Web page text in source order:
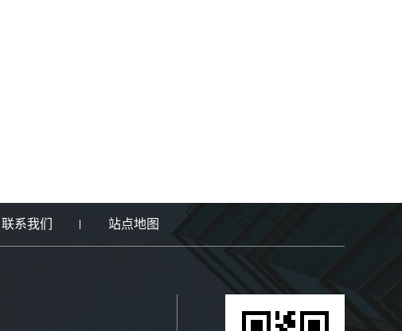
联系我们 站点地图